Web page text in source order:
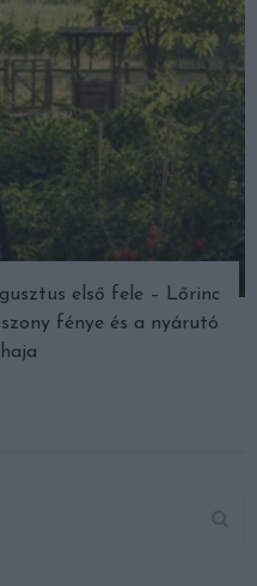
első fele – Lőrinc
fénye és a nyárutó